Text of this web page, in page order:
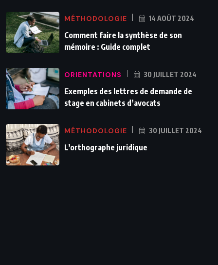
MÉTHODOLOGIE 14 AOÛT 2024
Comment faire la synthèse de son
mémoire : Guide complet
ORIENTATIONS 30 JUILLET 2024
Exemples des lettres de demande de
stage en cabinets d’avocats
MÉTHODOLOGIE 30 JUILLET 2024
L’orthographe juridique